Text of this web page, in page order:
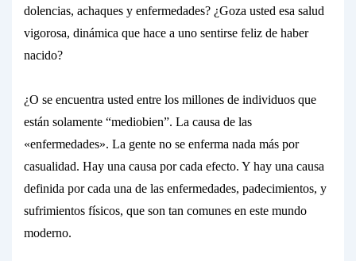
dolencias, achaques y enfermedades? ¿Goza usted esa salud
vigorosa, dinámica que hace a uno sentirse feliz de haber
nacido?
¿O se encuentra usted entre los millones de individuos que
están solamente “mediobien”. La causa de las
«enfermedades». La gente no se enferma nada más por
casualidad. Hay una causa por cada efecto. Y hay una causa
definida por cada una de las enfermedades, padecimientos, y
sufrimientos físicos, que son tan comunes en este mundo
moderno.